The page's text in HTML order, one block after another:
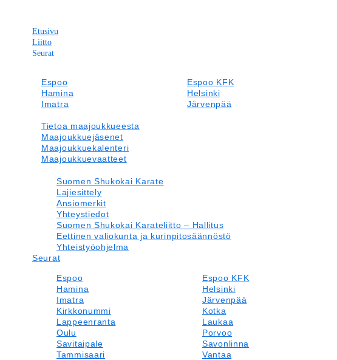
Etusivu
Liitto
Lajiesittely
Ansiomerkit
Yhteystiedot
Eettinen valiokunta ja kurinpitosäännöstö
Yhteistyöohjelma
Seurat
Espoo
Espoo KFK
Hamina
Helsinki
Imatra
Järvenpää
Lappeenranta
Oulu
Savitaipale
Tammisaari
Tiedotteet
Maajoukkue
Tietoa maajoukkueesta
Maajoukkuejäsenet
Maajoukkuekalenteri
Maajoukkuevaatteet
Materiaalipankki
In English
Etusivu
Liitto
Suomen Shukokai Karate
Lajiesittely
Ansiomerkit
Yhteystiedot
Suomen Shukokai Karateliitto – Hallitus
Eettinen valiokunta ja kurinpitosäännöstö
Yhteistyöohjelma
Seurat
Espoo
Espoo KFK
Hamina
Helsinki
Imatra
Järvenpää
Kirkkonummi
Kotka
Lappeenranta
Laukaa
Oulu
Porvoo
Savitaipale
Savonlinna
Tammisaari
Vantaa